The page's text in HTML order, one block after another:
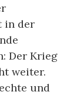
in der
Der Krieg
weiter.
und